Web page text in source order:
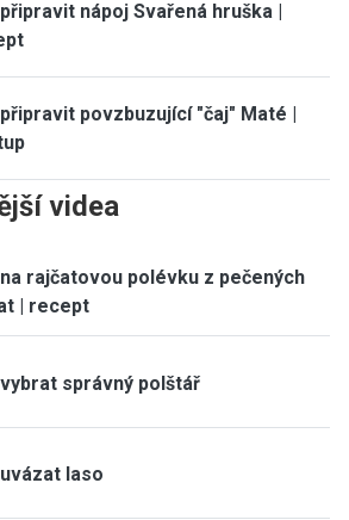
nápoj Svařená hruška |
povzbuzující "čaj" Maté |
videa
rajčatovou polévku z pečených
| recept
správný polštář
laso